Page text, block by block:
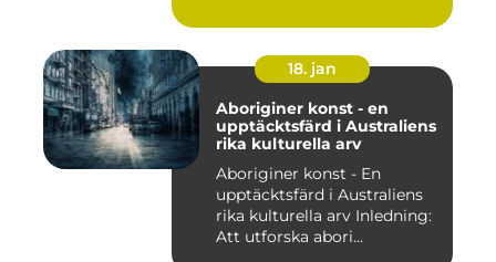
18. jan
Aboriginer konst - en
upptäcktsfärd i Australiens
rika kulturella arv
Aboriginer konst - En
upptäcktsfärd i Australiens
rika kulturella arv Inledning:
Att utforska abori...